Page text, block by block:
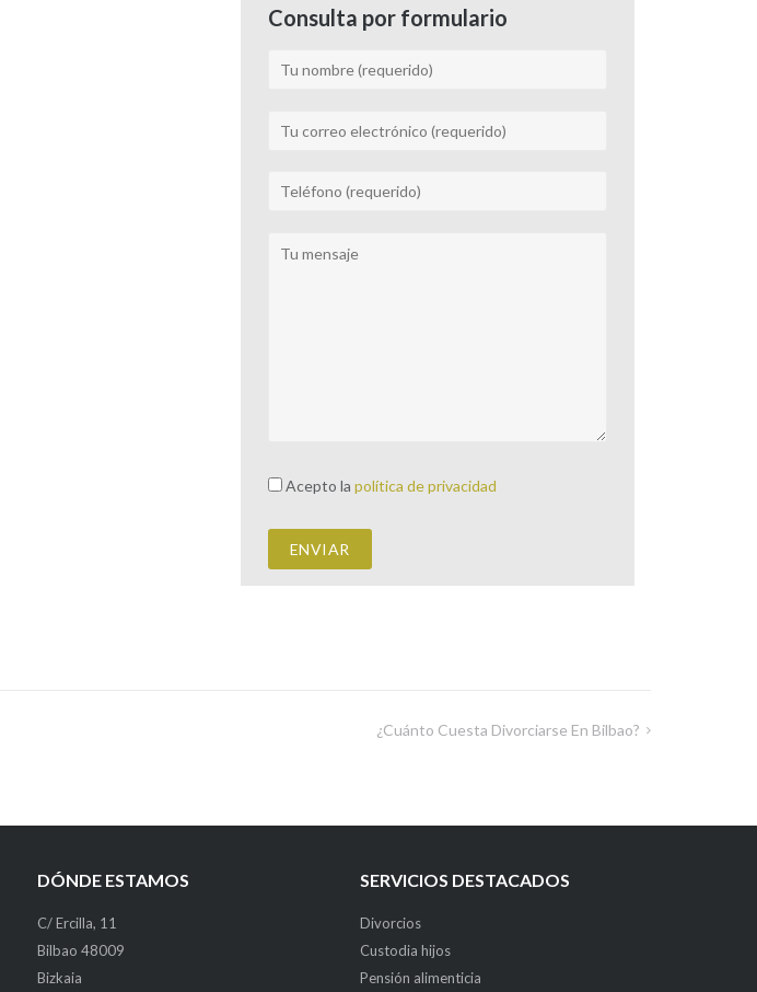
Consulta por formulario
Acepto la política de privacidad
¿Cuánto Cuesta Divorciarse En Bilbao?
DÓNDE ESTAMOS
C/ Ercilla, 11
Bilbao 48009
Bizkaia
SERVICIOS DESTACADOS
Divorcios
Custodia hijos
Pensión alimenticia